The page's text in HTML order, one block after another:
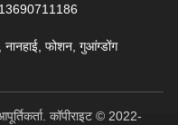
फोशन, गुआंग्डोंग
कॉपीराइट © 2022-